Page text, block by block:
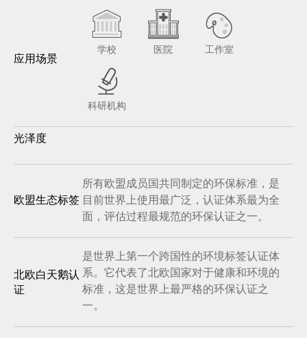
应用场景
学校 医院 工作室
科研机构
光泽度
欧盟生态标签
所有欧盟成员国共同制定的环保标准，是
目前世界上使用最广泛，认证体系最为全
面，评估过程最规范的环保认证之一。
北欧白天鹅认
证
是世界上第一个跨国性的环境标签认证体
系。它代表了北欧国家对于健康和环境的
标准，这是世界上最严格的环保认证之
一。